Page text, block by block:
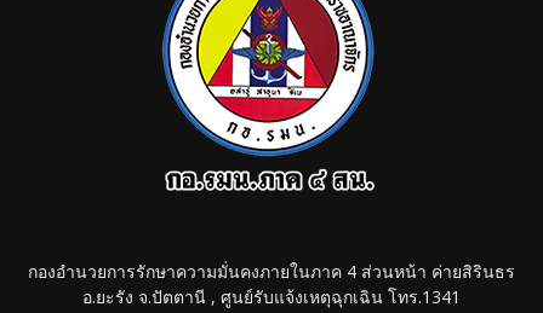
กองอำนวยการรักษาความมั่นคงภายในภาค 4 ส่วนหน้า ค่ายสิรินธร
อ.ยะรัง จ.ปัตตานี , ศูนย์รับแจ้งเหตุฉุกเฉิน โทร.1341